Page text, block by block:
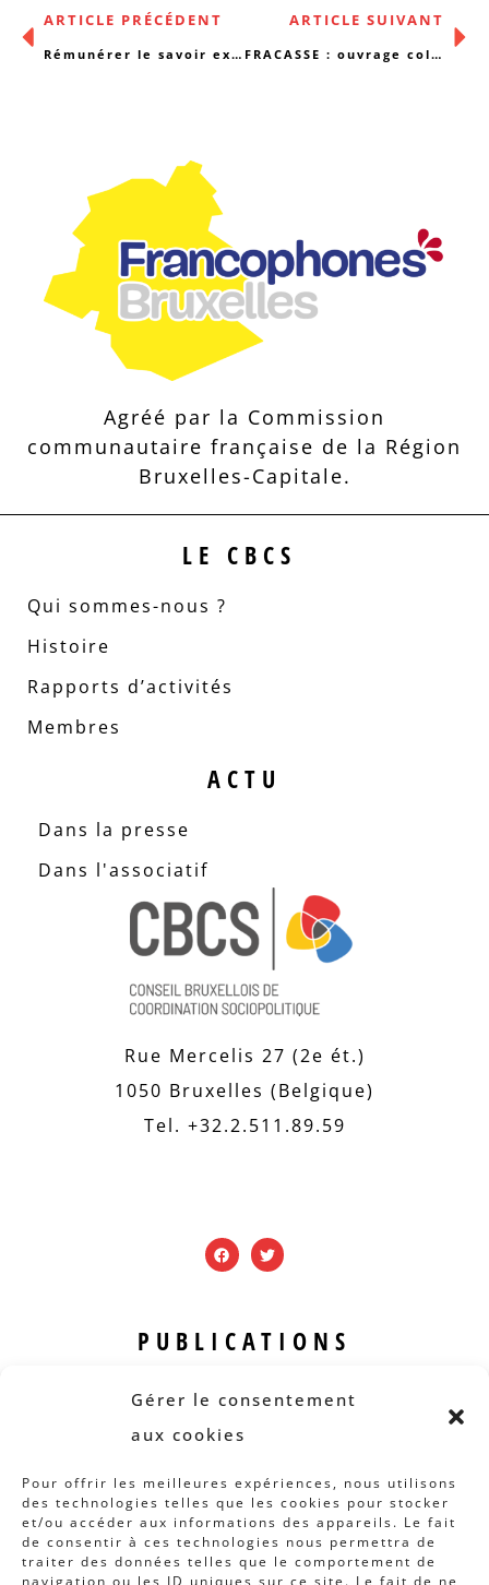
Gérer le consentement
aux cookies
Pour offrir les meilleures expériences, nous utilisons
des technologies telles que les cookies pour stocker
et/ou accéder aux informations des appareils. Le fait
de consentir à ces technologies nous permettra de
traiter des données telles que le comportement de
navigation ou les ID uniques sur ce site. Le fait de ne
ARTICLE PRÉCÉDENT
Rémunérer le savoir expérientiel : Les défis de sa mise en pratique
ARTICLE SUIVANT
FRACASSE : ouvrage collaboratif sur nos rapports à l’alcool
Agréé par la Commission
communautaire française de la Région
Bruxelles-Capitale.
LE CBCS
Qui sommes-nous ?
Histoire
Rapports d’activités
Membres
ACTU
Dans la presse
Dans l'associatif
Rue Mercelis 27 (2e ét.)
1050 Bruxelles (Belgique)
Tel. +32.2.511.89.59
PUBLICATIONS
Revue B.I.S.
Rapports et analyses
Articles
AUTRES INFOS
Actions